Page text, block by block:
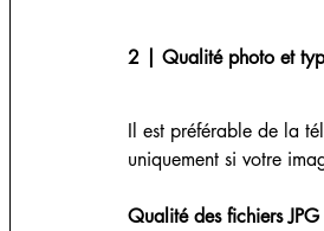
2 | Qualité photo et
Il est préférable de la
uniquement si votre
Qualité des fichiers JPG